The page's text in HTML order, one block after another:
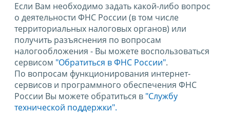
Если Вам необходимо задать какой-либо вопрос
о деятельности ФНС России (в том числе
территориальных налоговых органов) или
получить разъяснения по вопросам
налогообложения - Вы можете воспользоваться
сервисом "Обратиться в ФНС России".
По вопросам функционирования интернет-
сервисов и программного обеспечения ФНС
России Вы можете обратиться в "Службу
технической поддержки".